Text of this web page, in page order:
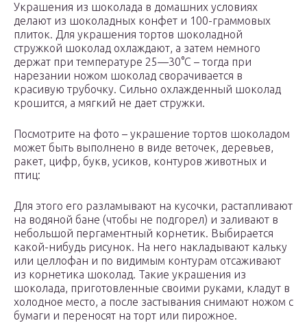
Украшения из шоколада в домашних условиях
делают из шоколадных конфет и 100-граммовых
плиток. Для украшения тортов шоколадной
стружкой шоколад охлаждают, а затем немного
держат при температуре 25—30°С – тогда при
нарезании ножом шоколад сворачивается в
красивую трубочку. Сильно охлажденный шоколад
крошится, а мягкий не дает стружки.
Посмотрите на фото – украшение тортов шоколадом
может быть выполнено в виде веточек, деревьев,
ракет, цифр, букв, усиков, контуров животных и
птиц:
Для этого его разламывают на кусочки, растапливают
на водяной бане (чтобы не подгорел) и заливают в
небольшой пергаментный корнетик. Выбирается
какой-нибудь рисунок. На него накладывают кальку
или целлофан и по видимым контурам отсаживают
из корнетика шоколад. Такие украшения из
шоколада, приготовленные своими руками, кладут в
холодное место, а после застывания снимают ножом с
бумаги и переносят на торт или пирожное.